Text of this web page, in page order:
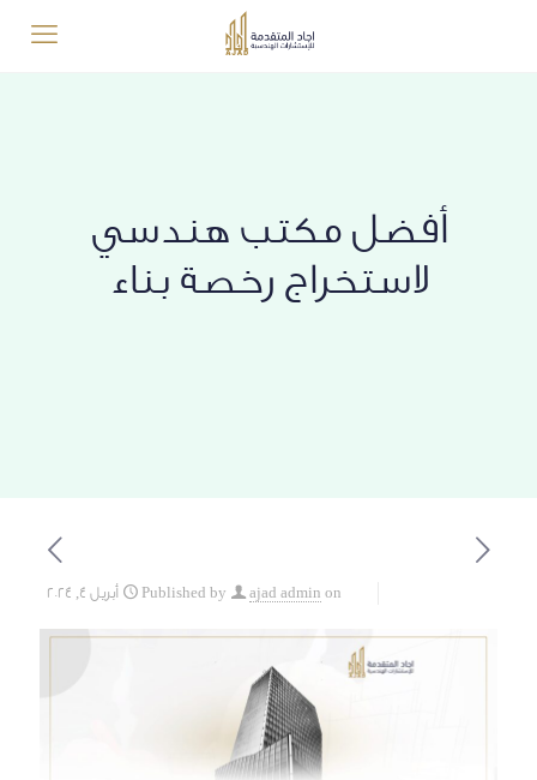
أفضل مكتب هندسي
لاستخراج رخصة بناء
Published by ajad admin on أبريل 4, 2024